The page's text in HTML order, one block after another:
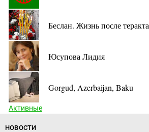
Беслан. Жизнь после теракта
Юсупова Лидия
Gorgud, Azerbaijan, Baku
Активные
НОВОСТИ